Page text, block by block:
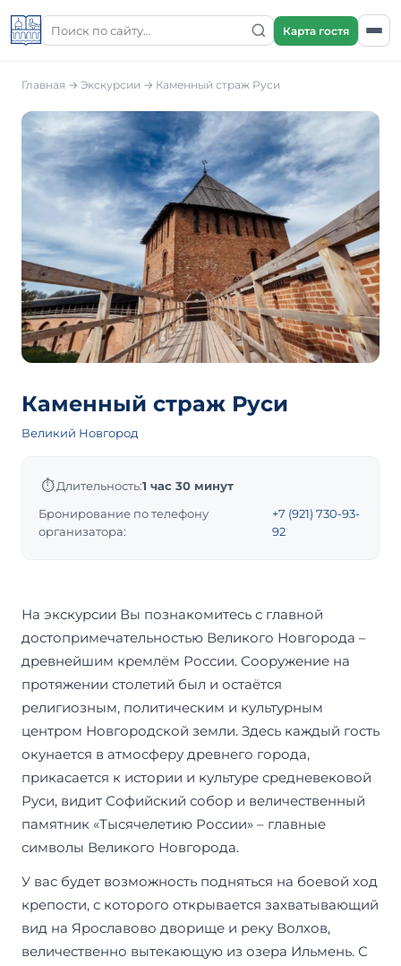
Карта гостя
Главная → Экскурсии → Каменный страж Руси
Каменный страж Руси
Великий Новгород
⏱ Длительность:1 час 30 минут
Бронирование по телефону
организатора:
+7 (921) 730-93-
92
На экскурсии Вы познакомитесь с главной
достопримечательностью Великого Новгорода –
древнейшим кремлём России. Сооружение на
протяжении столетий был и остаётся
религиозным, политическим и культурным
центром Новгородской земли. Здесь каждый гость
окунается в атмосферу древнего города,
прикасается к истории и культуре средневековой
Руси, видит Софийский собор и величественный
памятник «Тысячелетию России» – главные
символы Великого Новгорода.
У вас будет возможность подняться на боевой ход
крепости, с которого открывается захватывающий
вид на Ярославово дворище и реку Волхов,
величественно вытекающую из озера Ильмень. С